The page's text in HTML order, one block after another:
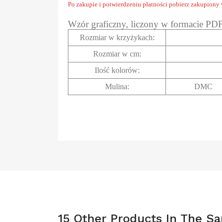
Po zakupie i potwierdzeniu płatności pobierz zakupiony
Wzór graficzny, liczony w formacie
Rozmiar w krzyżykach:
Rozmiar w cm:
Ilość kolorów:
Mulina:
DMC
15 Other Products In The